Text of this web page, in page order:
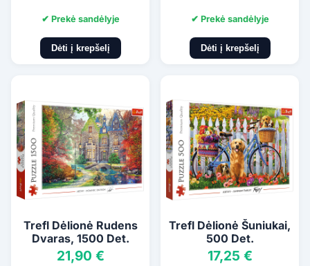
✔ Prekė sandėlyje
Dėti į krepšelį
✔ Prekė sandėlyje
Dėti į krepšelį
Trefl Dėlionė Rudens
Dvaras, 1500 Det.
21,90 €
Trefl Dėlionė Šuniukai,
500 Det.
17,25 €